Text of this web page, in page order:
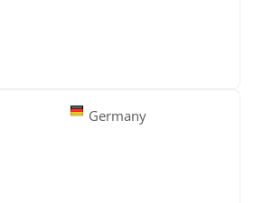
Germany